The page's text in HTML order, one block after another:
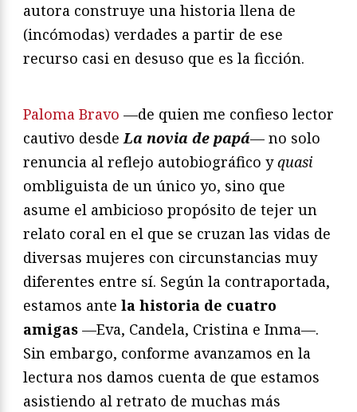
autora construye una historia llena de
(incómodas) verdades a partir de ese
recurso casi en desuso que es la ficción.
Paloma Bravo —de quien me confieso lector
cautivo desdeLa novia de papá— no solo
renuncia al reflejo autobiográfico yquasi
ombliguista de un único yo, sino que
asume el ambicioso propósito de tejer un
relato coral en el que se cruzan las vidas de
diversas mujeres con circunstancias muy
diferentes entre sí. Según la contraportada,
estamos ante la historia de cuatro
amigas —Eva, Candela, Cristina e Inma—.
Sin embargo, conforme avanzamos en la
lectura nos damos cuenta de que estamos
asistiendo al retrato de muchas más